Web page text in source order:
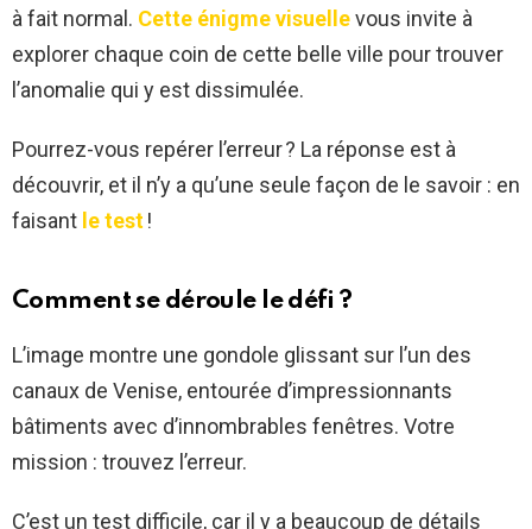
à fait normal. Cette énigme visuellevous invite à
explorer chaque coin de cette belle ville pour trouver
l’anomalie qui y est dissimulée.
Pourrez-vous repérer l’erreur ? La réponse est à
découvrir, et il n’y a qu’une seule façon de le savoir : en
faisant le test!
Comment se déroule le défi ?
L’image montre une gondole glissant sur l’un des
canaux de Venise, entourée d’impressionnants
bâtiments avec d’innombrables fenêtres. Votre
mission : trouvez l’erreur.
C’est un test difficile, car il y a beaucoup de détails